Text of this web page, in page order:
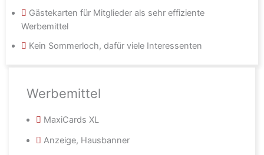
Gästekarten für Mitglieder als sehr effiziente
Werbemittel
Kein Sommerloch, dafür viele Interessenten
Werbemittel
MaxiCards XL
Anzeige, Hausbanner